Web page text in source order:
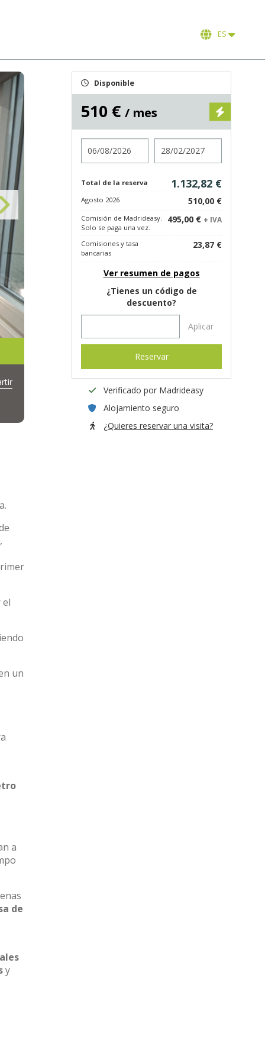
ES
,
el
un
a
de
y
Disponible
510 € / mes
Total de la reserva 1.132,82 €
Agosto 2026 510,00 €
Comisión de Madrideasy.
Solo se paga una vez.
495,00 € + IVA
Comisiones y tasa
bancarias
23,87 €
Ver resumen de pagos
¿Tienes un código de
descuento?
Aplicar
Reservar
Verificado por Madrideasy
Alojamiento seguro
¿Quieres reservar una visita?